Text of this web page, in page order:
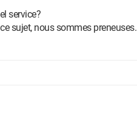
service?
sujet, nous sommes preneuses.